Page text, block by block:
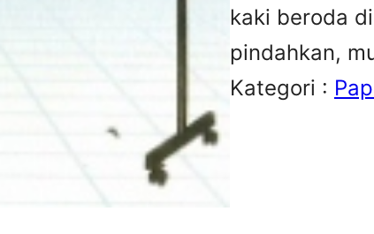
kaki beroda
pindahkan,
Kategori :